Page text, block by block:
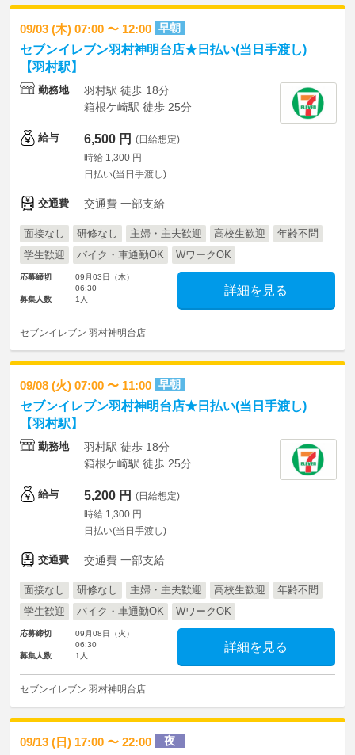
09/03 (木) 07:00 〜 12:00 早朝
セブンイレブン羽村神明台店★日払い(当日手渡し)
【羽村駅】
勤務地
羽村駅 徒歩 18分
箱根ケ崎駅 徒歩 25分
給与 6,500 円 (日給想定)
時給 1,300 円
日払い(当日手渡し)
交通費 交通費 一部支給
面接なし 研修なし 主婦・主夫歓迎 高校生歓迎
年齢不問
学生歓迎
バイク・車通勤OK WワークOK
応募締切
09月03日（木）
06:30
募集人数
1人
詳細を見る
セブンイレブン 羽村神明台店
09/08 (火) 07:00 〜 11:00 早朝
セブンイレブン羽村神明台店★日払い(当日手渡し)
【羽村駅】
勤務地
羽村駅 徒歩 18分
箱根ケ崎駅 徒歩 25分
給与 5,200 円 (日給想定)
時給 1,300 円
日払い(当日手渡し)
交通費 交通費 一部支給
面接なし 研修なし 主婦・主夫歓迎 高校生歓迎
年齢不問
学生歓迎
バイク・車通勤OK WワークOK
応募締切
09月08日（火）
06:30
募集人数
1人
詳細を見る
セブンイレブン 羽村神明台店
09/13 (日) 17:00 〜 22:00 夜